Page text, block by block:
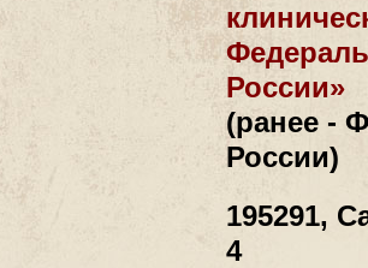
России»
(ранее -
России)
195291,
4